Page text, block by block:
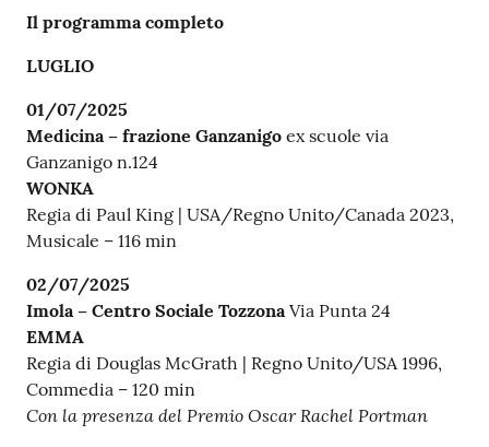
Il programma completo
LUGLIO
01/07/2025
Medicina – frazione Ganzanigo ex scuole via
Ganzanigo n.124
WONKA
Regia di Paul King | USA/Regno Unito/Canada 2023,
Musicale – 116 min
02/07/2025
Imola – Centro Sociale TozzonaVia Punta 24
EMMA
Regia di Douglas McGrath | Regno Unito/USA 1996,
Commedia – 120 min
Con la presenza del Premio Oscar Rachel Portman